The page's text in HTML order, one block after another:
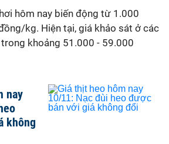
hôm nay biến động từ 1.000
kg. Hiện tại, giá khảo sát ở các
khoảng 51.000 - 59.000
nay
không